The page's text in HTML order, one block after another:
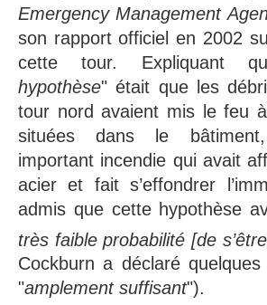
Emergency Management
son rapport officiel en 2002
cette tour. Expliquant
hypothèse" était que les
tour nord avaient mis le feu
situées dans le
important incendie qui avait
acier et fait s’effondrer
admis que cette hypothèse
très faible probabilité [de
Cockburn a déclaré
"amplement suffisant").